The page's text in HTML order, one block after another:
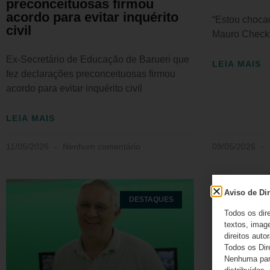
preconceituosas firmou
acordo para evitar inquérito
civil
Ex-Secretário de Educação de Barueri que
fez declarações preconceituosas firmou
acordo para evitar inquérito civil
LEIA MAIS
“Estou
Mauro
LEIA MAIS
DESTAQUES
Aviso de
Todos os
textos,
direitos
Todos os
Nenhuma